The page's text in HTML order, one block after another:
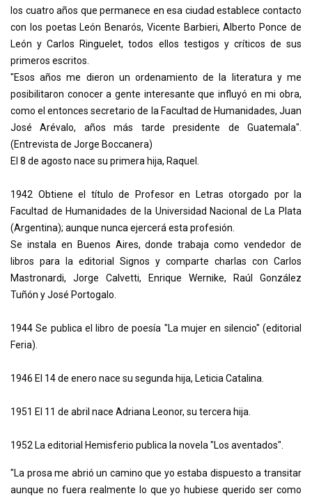
los cuatro años que permanece en esa ciudad establece contacto
con los poetas León Benarós, Vicente Barbieri, Alberto Ponce de
León y Carlos Ringuelet, todos ellos testigos y críticos de sus
primeros escritos.
"Esos años me dieron un ordenamiento de la literatura y me
posibilitaron conocer a gente interesante que influyó en mi obra,
como el entonces secretario de la Facultad de Humanidades, Juan
José Arévalo, años más tarde presidente de Guatemala".
(Entrevista de Jorge Boccanera)
El 8 de agosto nace su primera hija, Raquel.
1942 Obtiene el título de Profesor en Letras otorgado por la
Facultad de Humanidades de la Universidad Nacional de La Plata
(Argentina); aunque nunca ejercerá esta profesión.
Se instala en Buenos Aires, donde trabaja como vendedor de
libros para la editorial Signos y comparte charlas con Carlos
Mastronardi, Jorge Calvetti, Enrique Wernike, Raúl González
Tuñón y José Portogalo.
1944 Se publica el libro de poesía "La mujer en silencio" (editorial
Feria).
1946 El 14 de enero nace su segunda hija, Leticia Catalina.
1951 El 11 de abril nace Adriana Leonor, su tercera hija.
1952 La editorial Hemisferio publica la novela "Los aventados".
"La prosa me abrió un camino que yo estaba dispuesto a transitar
aunque no fuera realmente lo que yo hubiese querido ser como